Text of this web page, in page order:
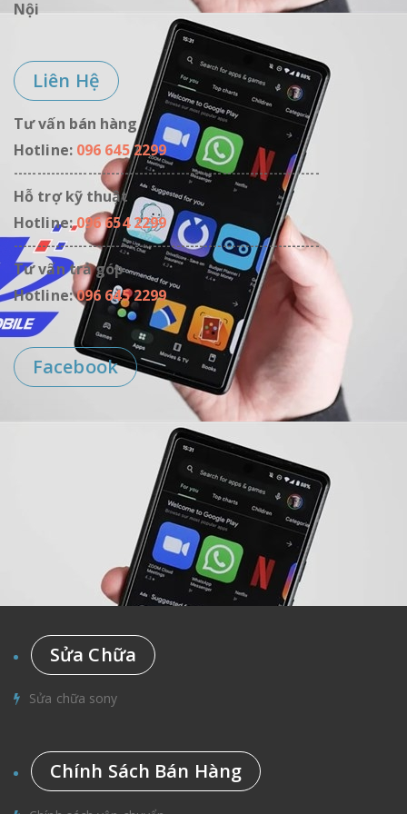
thẻ tín dụng của nhiều
ngân hàng
sách ngân hàng)
Nội
Liên Hệ
Tư vấn bán hàng
Hotline: 096 645 2299
------------------------------------------------------------------
Hỗ trợ kỹ thuật
Hotline:096 654 2299
------------------------------------------------------------------
Tư vấn trả góp
Hotline:096 645 2299
Facebook
Sửa Chữa
Sửa chữa sony
Chính Sách Bán Hàng